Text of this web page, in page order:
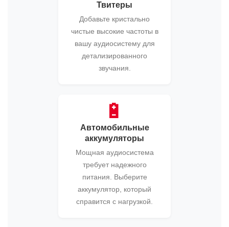
Твитеры
Добавьте кристально
чистые высокие частоты в
вашу аудиосистему для
детализированного
звучания.
🔋
Автомобильные
аккумуляторы
Мощная аудиосистема
требует надежного
питания. Выберите
аккумулятор, который
справится с нагрузкой.